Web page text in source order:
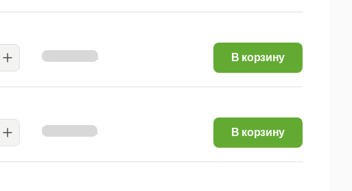
125,96 руб. В корзину
211,92 руб. В корзину